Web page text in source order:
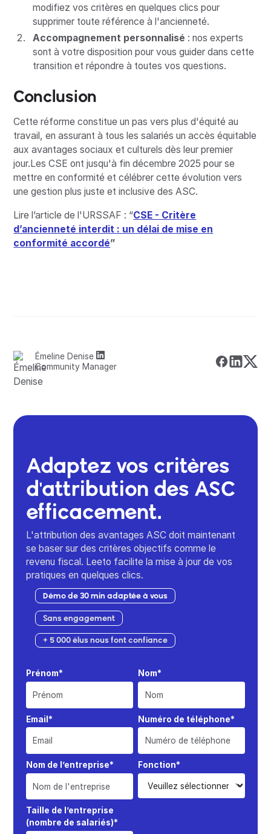
modifiez vos critères en quelques clics pour
supprimer toute référence à l'ancienneté.
Accompagnement personnalisé : nos experts
sont à votre disposition pour vous guider dans cette
transition et répondre à toutes vos questions.
Conclusion
Cette réforme constitue un pas vers plus d'équité au
travail, en assurant à tous les salariés un accès équitable
aux avantages sociaux et culturels dès leur premier
jour.Les CSE ont jusqu'à fin décembre 2025 pour se
mettre en conformité et célébrer cette évolution vers
une gestion plus juste et inclusive des ASC.
Lire l’article de l'URSSAF : “CSE - Critère
d’ancienneté interdit : un délai de mise en
conformité accordé”
Émeline Denise
Community Manager
Adaptez vos critères
d'attribution des ASC
efficacement.
L'attribution des avantages ASC doit maintenant
se baser sur des critères objectifs comme le
revenu fiscal. Leeto facilite la mise à jour de vos
pratiques en quelques clics.
Démo de 30 min adaptée à vous
Sans engagement
+ 5 000 élus nous font confiance
Prénom* Nom*
Email* Numéro de téléphone*
Nom de l’entreprise* Fonction*
Taille de l’entreprise
(nombre de salariés)*